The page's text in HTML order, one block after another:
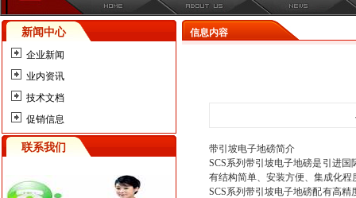
新闻中心
企业新闻
业内资讯
技术文档
促销信息
联系我们
信息内容
带引坡电子地磅简介
SCS系列带引坡电子地磅是引进国
有结构简单、安装方便、集成化
SCS系列带引坡电子地磅配有高精